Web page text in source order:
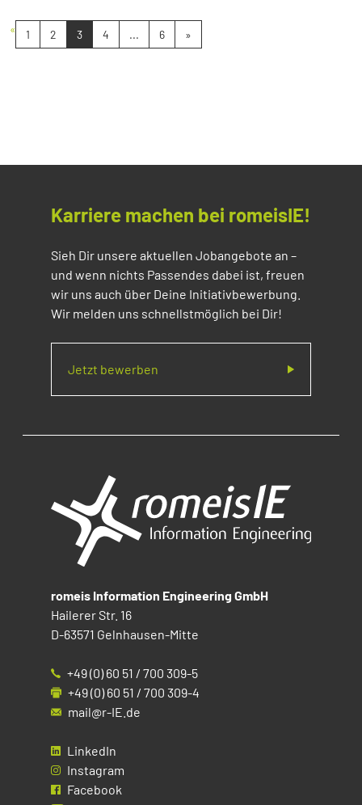
« 1 2 3 4 ... 6 »
Karriere machen bei romeisIE!
Sieh Dir unsere aktuellen Jobangebote an –
und wenn nichts Passendes dabei ist, freuen
wir uns auch über Deine Initiativbewerbung.
Wir melden uns schnellstmöglich bei Dir!
Jetzt bewerben
romeis Information Engineering GmbH
Hailerer Str. 16
D-63571 Gelnhausen-Mitte
+49 (0) 60 51 / 700 309-5
+49 (0) 60 51 / 700 309-4
mail@r-IE.de
LinkedIn
Instagram
Facebook